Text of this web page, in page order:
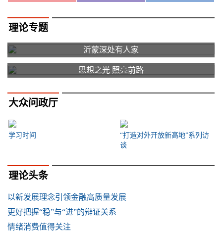
理论专题
沂蒙深处有人家
思想之光 照亮前路
大众问政厅
学习时间
“打造对外开放新高地”系列访
谈
理论头条
以新发展理念引领金融高质量发展
更好把握“稳”与“进”的辩证关系
情绪消费值得关注